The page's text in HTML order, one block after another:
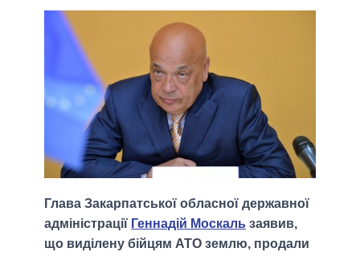
Глава Закарпатської обласної державної
адміністрації Геннадій Москаль заявив,
що виділену бійцям АТО землю, продали